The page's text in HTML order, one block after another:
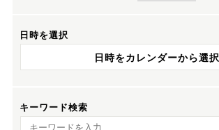
日時を選択
日時をカレンダーから選択
キーワード検索
キーワード検索